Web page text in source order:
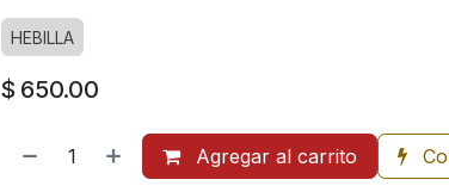
HEBILLA
$ 650.00
Agregar al carrito